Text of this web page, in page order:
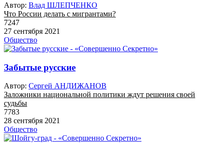
Автор: Влад ШЛЕПЧЕНКО
Что России делать с мигрантами?
7247
27 сентября 2021
Общество
Забытые русские
Автор: Сергей АНДИЖАНОВ
Заложники национальной политики ждут решения своей
судьбы
7783
28 сентября 2021
Общество